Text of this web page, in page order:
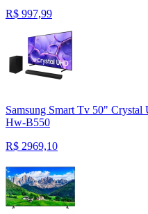
R$ 997,99
Samsung Smart Tv 50"
Hw-B550
R$ 2969,10